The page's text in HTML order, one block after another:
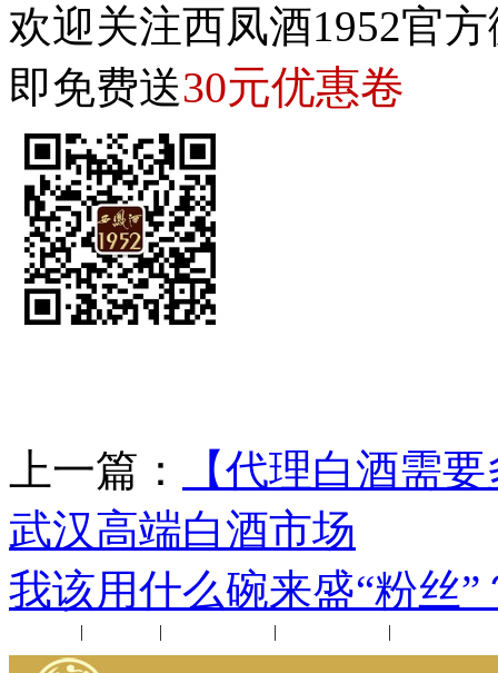
欢迎关注西凤酒1952官
即免费送30元优惠卷
上一篇：
【代理白酒需
武汉高端白酒市场
我该用什么碗来盛“粉丝”
| | | |